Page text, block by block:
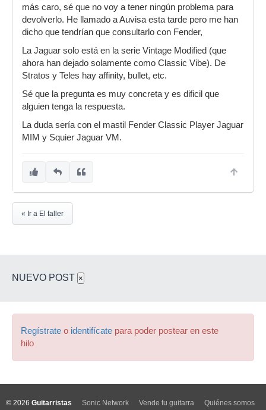
más caro, sé que no voy a tener ningún problema para
devolverlo. He llamado a Auvisa esta tarde pero me han
dicho que tendrían que consultarlo con Fender,
La Jaguar solo está en la serie Vintage Modified (que
ahora han dejado solamente como Classic Vibe). De
Stratos y Teles hay affinity, bullet, etc.
Sé que la pregunta es muy concreta y es dificil que
alguien tenga la respuesta.
La duda sería con el mastil Fender Classic Player Jaguar
MIM y Squier Jaguar VM.
« Ir a El taller
NUEVO POST ×
Regístrate o identifícate para poder postear en este
hilo
© 2026 Guitarristas Sonic Network Vende tu guitarra Quiénes somos